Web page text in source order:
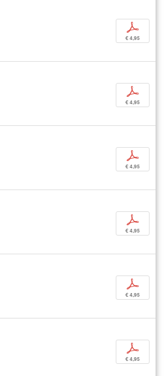
p
€ 4,95
p
€ 4,95
p
€ 4,95
p
€ 4,95
p
€ 4,95
p
€ 4,95